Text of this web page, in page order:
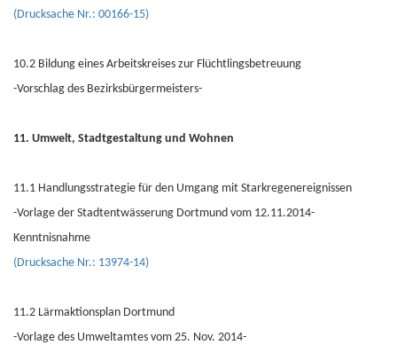
(Drucksache Nr.: 00166-15)
10.2 Bildung eines Arbeitskreises zur Flüchtlingsbetreuung
-Vorschlag des Bezirksbürgermeisters-
11. Umwelt, Stadtgestaltung und Wohnen
11.1 Handlungsstrategie für den Umgang mit Starkregenereignissen
-Vorlage der Stadtentwässerung Dortmund vom 12.11.2014-
Kenntnisnahme
(Drucksache Nr.: 13974-14)
11.2 Lärmaktionsplan Dortmund
-Vorlage des Umweltamtes vom 25. Nov. 2014-